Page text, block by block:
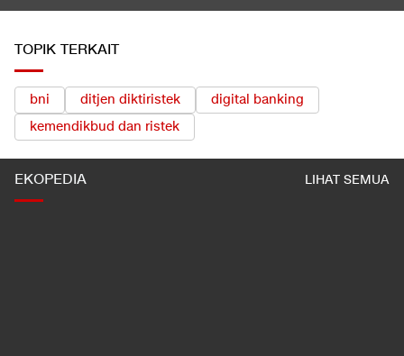
TOPIK TERKAIT
bni ditjen diktiristek
digital banking
kemendikbud dan ristek
EKOPEDIA LIHAT SEMUA